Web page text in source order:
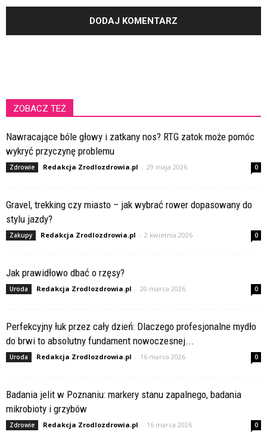
ZOBACZ TEŻ
Nawracające bóle głowy i zatkany nos? RTG zatok może pomóc
wykryć przyczynę problemu
Zdrowie Redakcja Zrodlozdrowia.pl - 29 maja 2026 0
Gravel, trekking czy miasto – jak wybrać rower dopasowany do
stylu jazdy?
Zakupy Redakcja Zrodlozdrowia.pl - 2 kwietnia 2026 0
Jak prawidłowo dbać o rzęsy?
Uroda Redakcja Zrodlozdrowia.pl - 20 marca 2026 0
Perfekcyjny łuk przez cały dzień: Dlaczego profesjonalne mydło
do brwi to absolutny fundament nowoczesnej...
Uroda Redakcja Zrodlozdrowia.pl - 16 marca 2026 0
Badania jelit w Poznaniu: markery stanu zapalnego, badania
mikrobioty i grzybów
Zdrowie Redakcja Zrodlozdrowia.pl - 16 marca 2026 0